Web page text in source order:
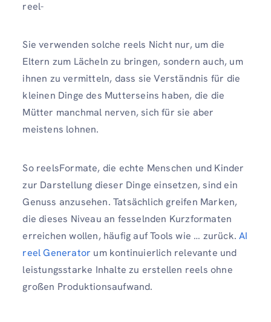
reel-
Sie verwenden solche reels Nicht nur, um die
Eltern zum Lächeln zu bringen, sondern auch, um
ihnen zu vermitteln, dass sie Verständnis für die
kleinen Dinge des Mutterseins haben, die die
Mütter manchmal nerven, sich für sie aber
meistens lohnen.
So reelsFormate, die echte Menschen und Kinder
zur Darstellung dieser Dinge einsetzen, sind ein
Genuss anzusehen. Tatsächlich greifen Marken,
die dieses Niveau an fesselnden Kurzformaten
erreichen wollen, häufig auf Tools wie … zurück.AI
reel Generator um kontinuierlich relevante und
leistungsstarke Inhalte zu erstellen reels ohne
großen Produktionsaufwand.